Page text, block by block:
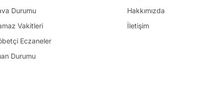
Durumu
Vakitleri
Eczaneler
Durumu
Hakkımızda
İletişim